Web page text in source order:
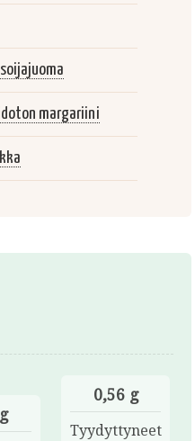
margariini
0,56 g
Tyydyttyneet